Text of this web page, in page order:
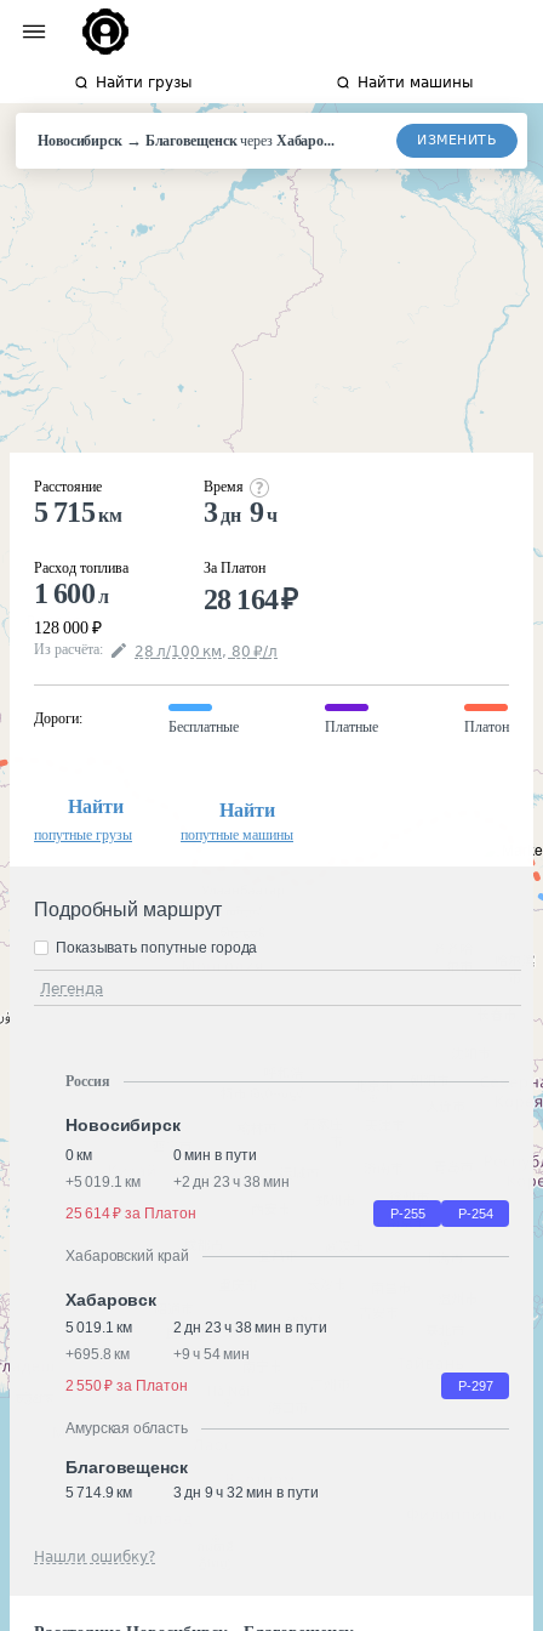
Найти грузы Найти машины
Новосибирск→ Благовещенск через Хабаро... ИЗМЕНИТЬ
Расстояние
5 715км
Расход топлива
1 600л
128 000 ₽
Время
3 дн 9ч
За Платон
28 164₽
Из расчёта: 28 л/100 км, 80 ₽/л
Дороги:
Бесплатные Платные Платон
Найти
попутные грузы
Найти
попутные машины
Подробный маршрут
Легенда
Показывать попутные города
Россия
Новосибирск
0 км
0 мин в пути
+5 019.1 км +2 дн 23 ч 38 мин
25 614 ₽ за Платон
Р-255 Р-254
Хабаровский край
Хабаровск
5 019.1 км
2 дн 23 ч 38 мин в пути
+695.8 км +9 ч 54 мин
2 550 ₽ за Платон
Р-297
Амурская область
Благовещенск
5 714.9 км 3 дн 9 ч 32 мин в пути
Нашли ошибку?